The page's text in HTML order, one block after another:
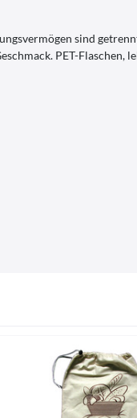
sind
PET-Flaschen,